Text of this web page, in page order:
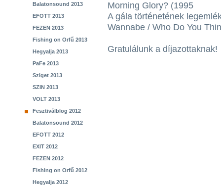
Balatonsound 2013
EFOTT 2013
FEZEN 2013
Fishing on Orfű 2013
Hegyalja 2013
PaFe 2013
Sziget 2013
SZIN 2013
VOLT 2013
Fesztiválblog 2012
Balatonsound 2012
EFOTT 2012
EXIT 2012
FEZEN 2012
Fishing on Orfű 2012
Hegyalja 2012
Morning Glory? (1995
A gála történetének
Wannabe / Who Do You
Gratulálunk a díjazottaknak!